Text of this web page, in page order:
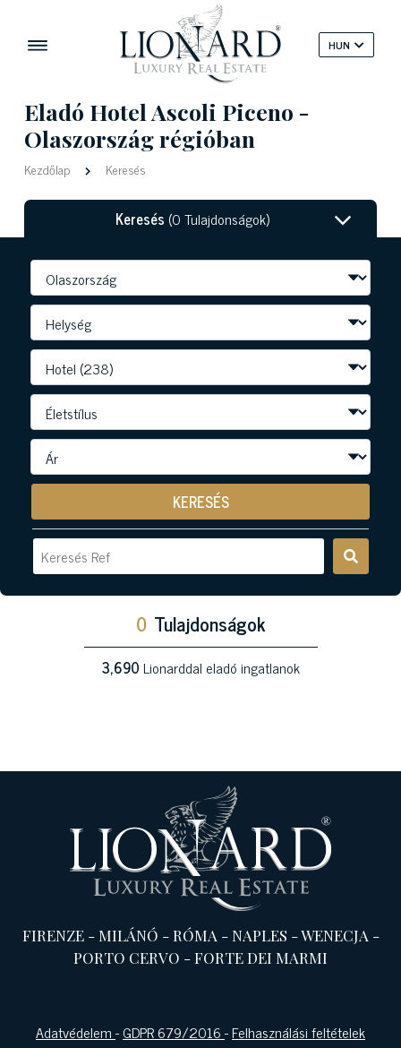
HUN
Eladó Hotel Ascoli Piceno -
Olaszország régióban
Kezdőlap Keresés
Keresés (0 Tulajdonságok)
KERESÉS
0 Tulajdonságok
3,690Lionarddal eladó ingatlanok
FIRENZE-MILÁNÓ -RÓMA -NAPLES -WENECJA -
PORTO CERVO -FORTE DEI MARMI
Adatvédelem-GDPR 679/2016-Felhasználási feltételek